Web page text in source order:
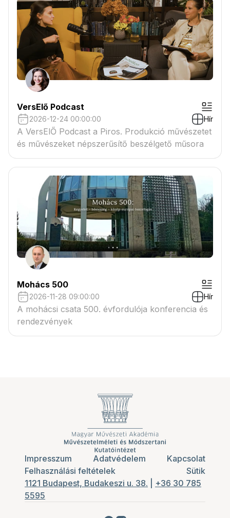
VersElő Podcast
2026-12-24 00:00:00 Hír
A VersElŐ Podcast a Piros. Produkció művészetet
és művészeket népszerűsítő beszélgető műsora
Mohács 500
2026-11-28 09:00:00 Hír
A mohácsi csata 500. évfordulója konferencia és
rendezvények
Impresszum Adatvédelem
Kapcsolat
Felhasználási feltételek
Sütik
1121 Budapest, Budakeszi u. 38.
+36 30 785
5595